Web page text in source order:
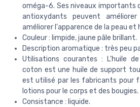
oméga-6. Ses niveaux importants
antioxydants peuvent
améliorer l'apparence de la peau et
Couleur : limpide, jaune pâle brillant.
Description aromatique : très peu
Utilisations courantes : L'huile
coton est une huile de support
est utilisé par les fabricants pour
lotions pour le corps et des bougies.
Consistance : liquide.